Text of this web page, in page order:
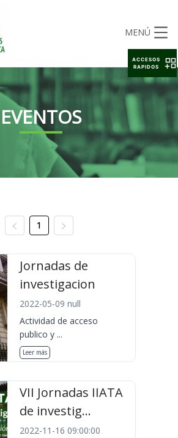
MENÚ
EVENTOS
1
Jornadas de
investigacion
2022-05-09 null
Actividad de acceso
publico y ...
Leer más
VII Jornadas IIATA
de investig...
2022-11-16 09:00:00
ACCESOS
RAPIDOS